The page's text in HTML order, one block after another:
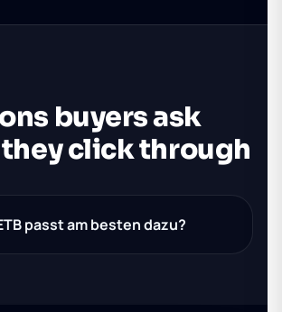
buyers ask
click through
passt am besten dazu?